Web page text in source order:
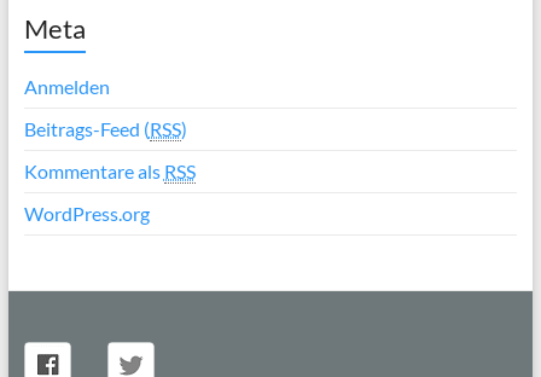
Meta
Anmelden
Beitrags-Feed (RSS)
Kommentare als RSS
WordPress.org